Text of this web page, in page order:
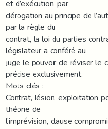
et d’exécution, par
dérogation au principe de
par la règle du
contrat, la loi du parties
législateur a conféré au
juge le pouvoir de réviser le
précise exclusivement.
Mots clés :
Contrat, lésion, exploitation
théorie de
l’imprévision, clause